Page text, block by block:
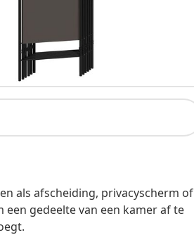
als afscheiding, privacyscherm of
gedeelte van een kamer af te